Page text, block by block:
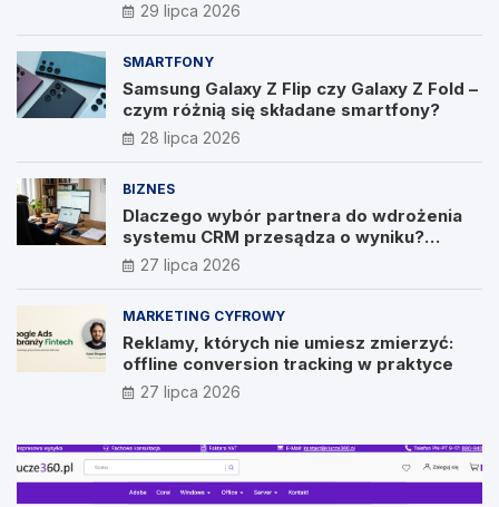
29 lipca 2026
SMARTFONY
Samsung Galaxy Z Flip czy Galaxy Z Fold –
czym różnią się składane smartfony?
28 lipca 2026
BIZNES
Dlaczego wybór partnera do wdrożenia
systemu CRM przesądza o wyniku?
Wywiad z Pawłem Prymakowskim, CEO IT
Vision
27 lipca 2026
MARKETING CYFROWY
Reklamy, których nie umiesz zmierzyć:
offline conversion tracking w praktyce
27 lipca 2026